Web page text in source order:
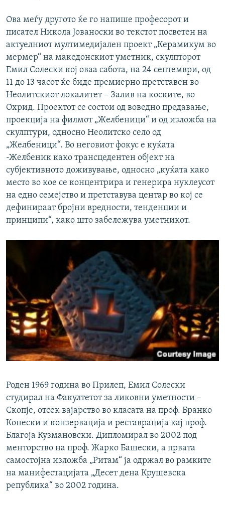
Ова меѓу другото ќе го напише професорот и
писател Никола Јованоски во текстот посветен на
актуелниот мултимедијален проект „Керамикум во
мермер“ на македонскиот уметник, скулпторот
Емил Солески кој оваа сабота, на 24 септември, од
11 до 13 часот ќе биде премиерно претставен во
Неолитскиот локалитет – Залив на коските, во
Охрид. Проектот се состои од воведно предавање,
проекција на филмот „Желбеници“ и од изложба на
скулптури, односно Неолитско село од
„Желбеници“. Во неговиот фокус е куќата
-Желбеник како трансцедентен објект на
субјективното доживување, односно „куќата како
место во кое се концентрира и генерира нуклеусот
на едно семејство и претставува центар во кој се
дефинираат бројни вредности, тенденции и
принципи“, како што забележува уметникот.
Роден 1969 година во Прилеп, Емил Солески
студирал на Факултетот за ликовни уметности –
Скопје, отсек вајарство во класата на проф. Бранко
Конески и конзервација и реставрација кај проф.
Благоја Кузмановски. Дипломирал во 2002 под
менторство на проф. Жарко Башески, а првата
самостојна изложба „Ритам“ ја одржал во рамките
на манифестацијата „Десет дена Крушевска
република“ во 2002 година.